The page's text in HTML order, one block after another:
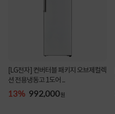
[LG전자] 컨버터블 패키지 오브제컬렉
션 전용냉동고 1도어 ...
13% 992,000원